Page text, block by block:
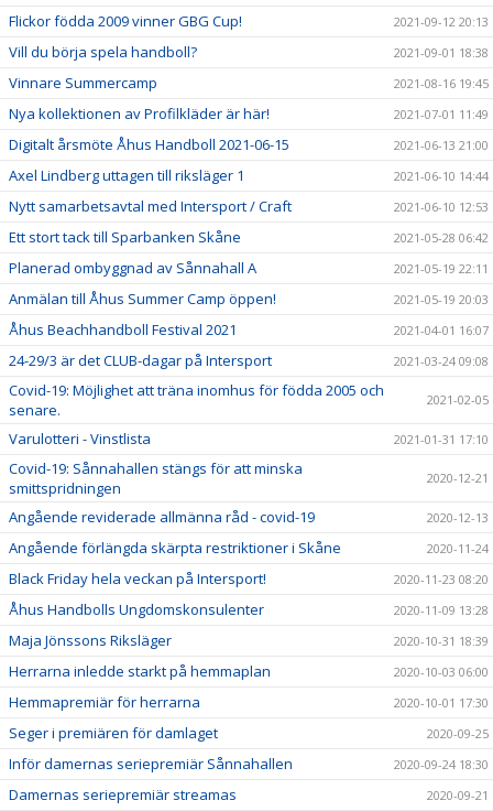
Flickor födda 2009 vinner GBG Cup! 2021-09-12 20:13
Vill du börja spela handboll? 2021-09-01 18:38
Vinnare Summercamp 2021-08-16 19:45
Nya kollektionen av Profilkläder är här! 2021-07-01 11:49
Digitalt årsmöte Åhus Handboll 2021-06-15 2021-06-13 21:00
Axel Lindberg uttagen till riksläger 1 2021-06-10 14:44
Nytt samarbetsavtal med Intersport / Craft 2021-06-10 12:53
Ett stort tack till Sparbanken Skåne 2021-05-28 06:42
Planerad ombyggnad av Sånnahall A 2021-05-19 22:11
Anmälan till Åhus Summer Camp öppen! 2021-05-19 20:03
Åhus Beachhandboll Festival 2021 2021-04-01 16:07
24-29/3 är det CLUB-dagar på Intersport 2021-03-24 09:08
Covid-19: Möjlighet att träna inomhus för födda 2005 och
senare.
2021-02-05
Varulotteri - Vinstlista 2021-01-31 17:10
Covid-19: Sånnahallen stängs för att minska
smittspridningen
2020-12-21
Angående reviderade allmänna råd - covid-19 2020-12-13
Angående förlängda skärpta restriktioner i Skåne 2020-11-24
Black Friday hela veckan på Intersport! 2020-11-23 08:20
Åhus Handbolls Ungdomskonsulenter 2020-11-09 13:28
Maja Jönssons Riksläger 2020-10-31 18:39
Herrarna inledde starkt på hemmaplan 2020-10-03 06:00
Hemmapremiär för herrarna 2020-10-01 17:30
Seger i premiären för damlaget 2020-09-25
Inför damernas seriepremiär Sånnahallen 2020-09-24 18:30
Damernas seriepremiär streamas 2020-09-21